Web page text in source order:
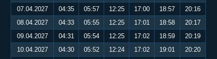
07.04.2027
04:35 05:57 12:25 17:00 18:57
20:16
08.04.2027
04:33 05:55 12:25 17:01 18:58
20:17
09.04.2027
04:31 05:54 12:25 17:02 18:59
20:19
10.04.2027
04:30 05:52 12:24 17:02 19:01 20:20